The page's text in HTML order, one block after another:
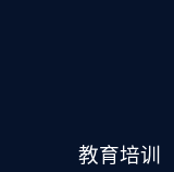
教育培训